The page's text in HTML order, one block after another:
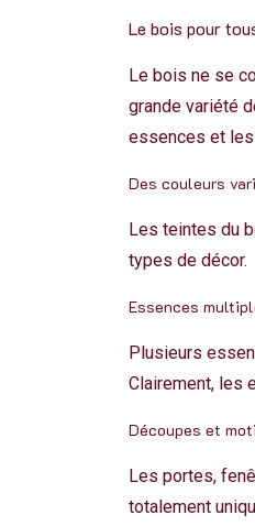
Le bois pour
Le bois ne se
grande variété
essences et
Des couleurs
Les teintes du
types de décor.
Essences
Plusieurs
Clairement, les
Découpes et
Les portes,
totalement